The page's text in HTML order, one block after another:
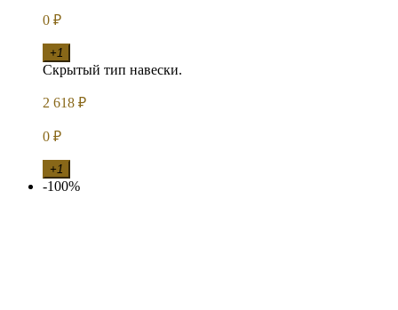
0 ₽
+1
Скрытый тип навески.
2 618 ₽
0 ₽
+1
-100%